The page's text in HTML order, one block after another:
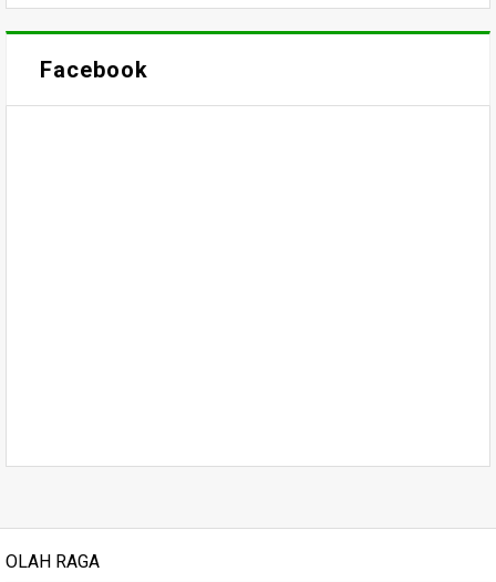
Facebook
OLAH RAGA